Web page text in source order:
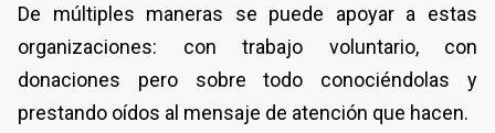
De múltiples maneras se puede apoyar a estas
organizaciones: con trabajo voluntario, con
donaciones pero sobre todo conociéndolas y
prestando oídos al mensaje de atención que hacen.